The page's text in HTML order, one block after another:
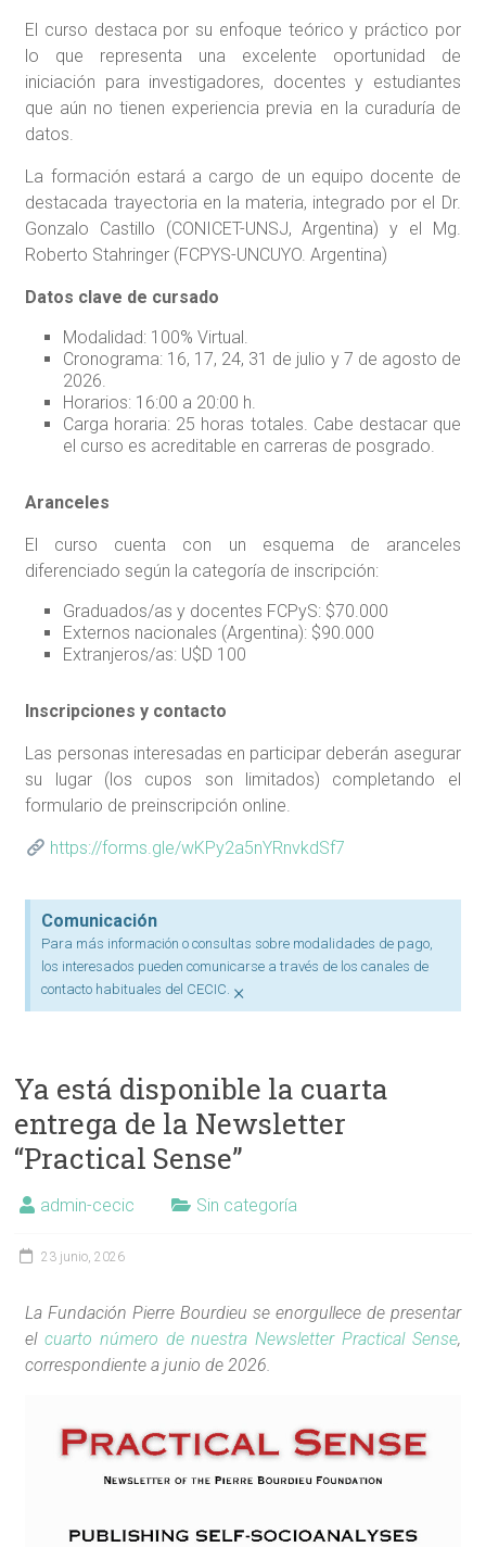
El curso destaca por su enfoque teórico y práctico por
lo que representa una excelente oportunidad de
iniciación para investigadores, docentes y estudiantes
que aún no tienen experiencia previa en la curaduría de
datos.
La formación estará a cargo de un equipo docente de
destacada trayectoria en la materia, integrado por el Dr.
Gonzalo Castillo (CONICET-UNSJ, Argentina) y el Mg.
Roberto Stahringer (FCPYS-UNCUYO. Argentina)
Datos clave de cursado
Modalidad: 100% Virtual.
Cronograma: 16, 17, 24, 31 de julio y 7 de agosto de
2026.
Horarios: 16:00 a 20:00 h.
Carga horaria: 25 horas totales. Cabe destacar que
el curso es acreditable en carreras de posgrado.
Aranceles
El curso cuenta con un esquema de aranceles
diferenciado según la categoría de inscripción:
Graduados/as y docentes FCPyS: $70.000
Externos nacionales (Argentina): $90.000
Extranjeros/as: U$D 100
Inscripciones y contacto
Las personas interesadas en participar deberán asegurar
su lugar (los cupos son limitados) completando el
formulario de preinscripción online.
https://forms.gle/wKPy2a5nYRnvkdSf7
Comunicación
Para más información o consultas sobre modalidades de pago,
los interesados pueden comunicarse a través de los canales de
contacto habituales del CECIC. ×
Ya está disponible la cuarta
entrega de la Newsletter
“Practical Sense”
admin-cecic Sin categoría
23 junio, 2026
La Fundación Pierre Bourdieu se enorgullece de presentar
elcuarto número de nuestra Newsletter Practical Sense,
correspondiente a junio de 2026.